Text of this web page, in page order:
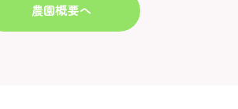
農園概要へ